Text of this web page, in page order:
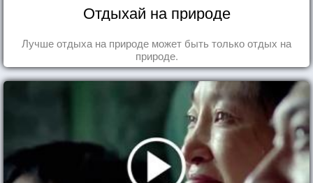
Отдыхай на природе
Лучше отдыха на природе может быть только отдых на
природе.